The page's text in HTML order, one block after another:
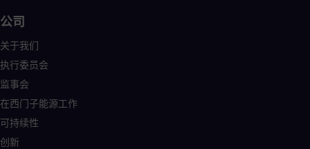
公司
关于我们
执行委员会
监事会
在西门子能源工作
可持续性
创新